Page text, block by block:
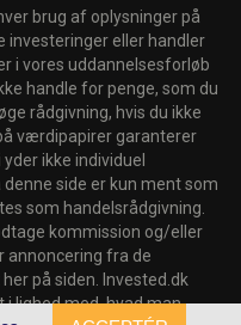
brug af oplysninger på
investeringer eller handler
i vores uddannelsesforløb
handle for penge, som du
rådgivning, hvis du ikke
værdipapirer garanterer
ikke individuel
side er kun ment som
som handelsrådgivning.
kommission og/eller
annoncering fra de
på siden. Invested.dk
lighed med, hvad man